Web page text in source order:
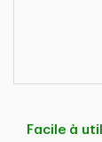
Facile à